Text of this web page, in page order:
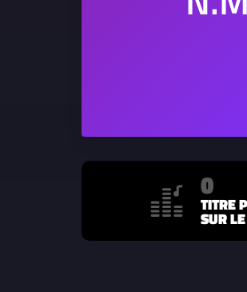
0
TITRE
SUR